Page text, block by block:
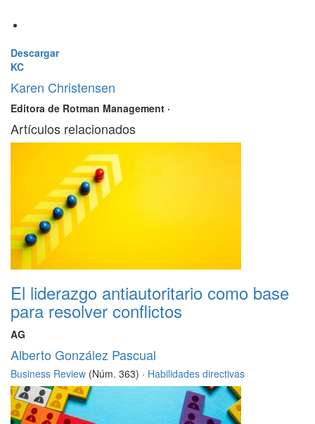
Descargar
KC
Karen Christensen
Editora de Rotman Management ·
Artículos relacionados
El liderazgo antiautoritario como base
para resolver conflictos
AG
Alberto González Pascual
Business Review (Núm. 363) · Habilidades directivas